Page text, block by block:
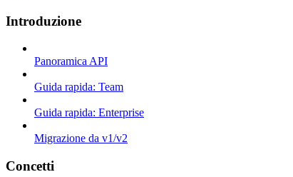
Introduzione
Panoramica API
Guida rapida: Team
Guida rapida: Enterprise
Migrazione da v1/v2
Concetti